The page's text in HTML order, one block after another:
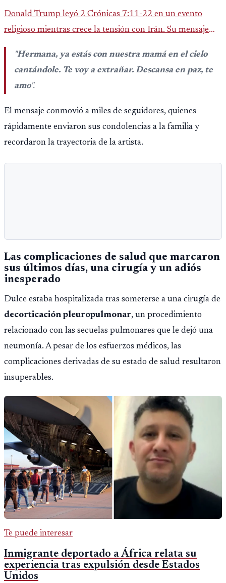
Donald Trump leyó 2 Crónicas 7:11-22 en un evento
religioso mientras crece la tensión con Irán. Su mensaje
reaviva el debate político, religioso y diplomático.
"Hermana, ya estás con nuestra mamá en el cielo
cantándole. Te voy a extrañar. Descansa en paz, te
amo".
El mensaje conmovió a miles de seguidores, quienes
rápidamente enviaron sus condolencias a la familia y
recordaron la trayectoria de la artista.
Las complicaciones de salud que marcaron
sus últimos días, una cirugía y un adiós
inesperado
Dulce estaba hospitalizada tras someterse a una cirugía de
decorticación pleuropulmonar, un procedimiento
relacionado con las secuelas pulmonares que le dejó una
neumonía. A pesar de los esfuerzos médicos, las
complicaciones derivadas de su estado de salud resultaron
insuperables.
Te puede interesar
Inmigrante deportado a África relata su
experiencia tras expulsión desde Estados
Unidos